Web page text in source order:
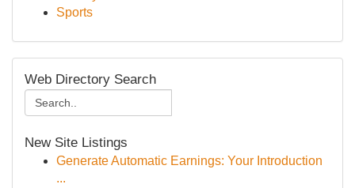
Sports
Web Directory Search
New Site Listings
Generate Automatic Earnings: Your Introduction
...